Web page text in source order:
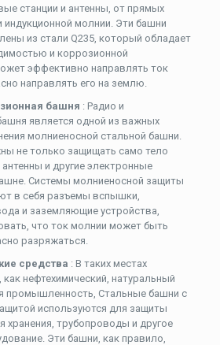
станции и антенны, от прямых
индукционной молнии. Эти башни
из стали Q235, который обладает
и коррозионной
эффективно направлять ток
направлять его на землю.
башня : Радио и
является одной из важных
молниеносной стальной башни.
не только защищать само тело
и другие электронные
Системы молниеносной защиты
в себя разъемы вспышки,
и заземляющие устройства,
что ток молнии может быть
разряжаться.
средства : В таких местах
нефтехимический, натуральный
промышленность, Стальные башни с
используются для защиты
хранения, трубопроводы и другое
Эти башни, как правило,